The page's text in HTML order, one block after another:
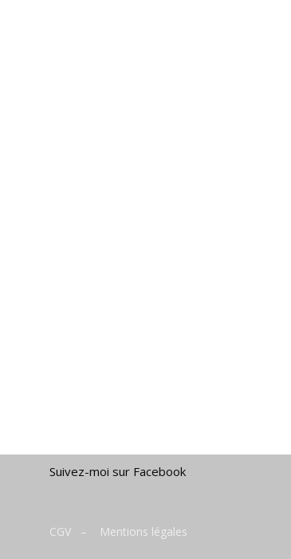
Suivez-moi sur Facebook
CGV – Mentions légales